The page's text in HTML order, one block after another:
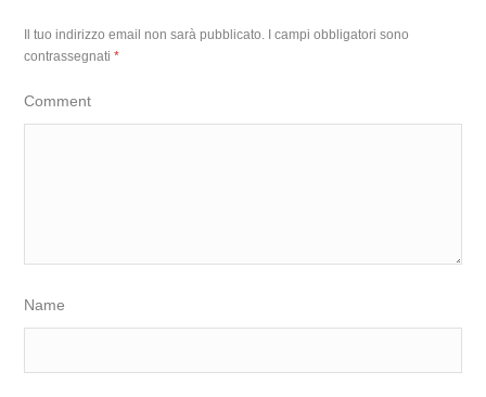
Il tuo indirizzo email non sarà pubblicato.
I campi obbligatori sono
contrassegnati*
Comment
Name